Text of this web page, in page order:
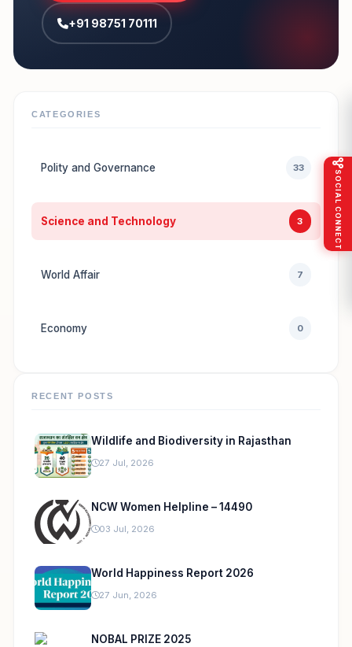
+91 98751 70111
CATEGORIES
Polity and Governance 33
Science and Technology 3
World Affair 7
Economy 0
RECENT POSTS
Wildlife and Biodiversity in Rajasthan
27 Jul, 2026
NCW Women Helpline – 14490
03 Jul, 2026
World Happiness Report 2026
27 Jun, 2026
NOBAL PRIZE 2025
SOCIAL CONNECT